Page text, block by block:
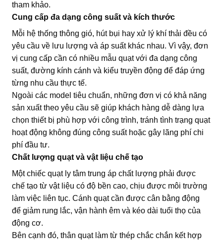
tham khảo.
Cung cấp đa dạng công suất và kích thước
Mỗi hệ thống thông gió, hút bụi hay xử lý khí thải đều có
yêu cầu về lưu lượng và áp suất khác nhau. Vì vậy, đơn
vị cung cấp cần có nhiều mẫu quạt với đa dạng công
suất, đường kính cánh và kiểu truyền động để đáp ứng
từng nhu cầu thực tế.
Ngoài các model tiêu chuẩn, những đơn vị có khả năng
sản xuất theo yêu cầu sẽ giúp khách hàng dễ dàng lựa
chọn thiết bị phù hợp với công trình, tránh tình trạng quạt
hoạt động không đúng công suất hoặc gây lãng phí chi
phí đầu tư.
Chất lượng quạt và vật liệu chế tạo
Một chiếc quạt ly tâm trung áp chất lượng phải được
chế tạo từ vật liệu có độ bền cao, chịu được môi trường
làm việc liên tục. Cánh quạt cần được cân bằng động
để giảm rung lắc, vận hành êm và kéo dài tuổi thọ của
động cơ.
Bên cạnh đó, thân quạt làm từ thép chắc chắn kết hợp